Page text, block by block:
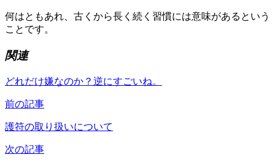
何はともあれ、古くから長く続く習慣には意味があるという
ことです。
関連
どれだけ嫌なのか？逆にすごいね。
前の記事
護符の取り扱いについて
次の記事